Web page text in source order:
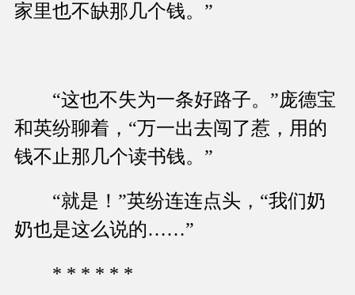
家里也不缺那几个钱。”
“这也不失为一条好路子。”庞德宝
和英纷聊着，“万一出去闯了惹，用的
钱不止那几个读书钱。”
“就是！”英纷连连点头，“我们奶
奶也是这么说的……”
* * * * * *